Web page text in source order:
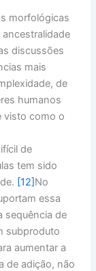
morfológicas
discussões
mais
de
humanos
visto como o
de
tem sido
[12]No
essa
sequência de
subproduto
aumentar a
de adição, não